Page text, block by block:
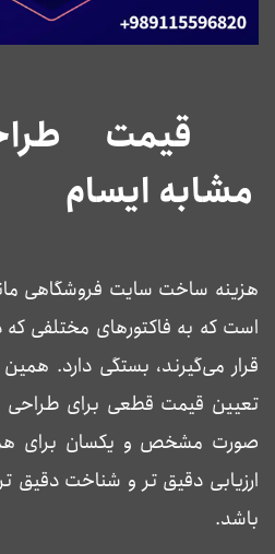
قیمت
مشابه ایسام
هزینه ساخت سایت فروشگاهی
است که به فاکتورهای مختلفی که
قرار می‌گیرند، بستگی دارد.
تعیین قیمت قطعی برای طراحی
صورت مشخص و یکسان برای
ارزیابی دقیق تر و شناخت دقیق
باشد.